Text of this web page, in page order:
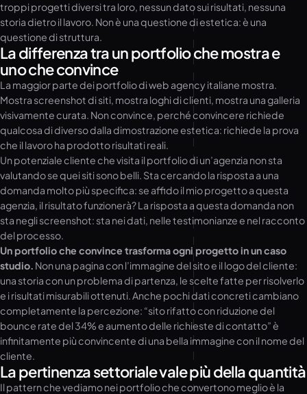
troppi progetti diversi tra loro, nessun dato sui risultati, nessuna
storia dietro il lavoro. Non è una questione di estetica: è una
questione di struttura.
La differenza tra un portfolio che mostra e
uno che convince
La maggior parte dei portfolio di web agency italiane mostra.
Mostra screenshot di siti, mostra loghi di clienti, mostra una galleria
visivamente curata. Non convince, perché convincere richiede
qualcosa di diverso dalla dimostrazione estetica: richiede la prova
che il lavoro ha prodotto risultati reali.
Un potenziale cliente che visita il portfolio di un’agenzia non sta
valutando se quei siti sono belli. Sta cercando la risposta a una
domanda molto più specifica: se affido il mio progetto a questa
agenzia, il risultato funzionerà? La risposta a questa domanda non
sta negli screenshot: sta nei dati, nelle testimonianze e nel racconto
del processo.
Un portfolio che convince trasforma ogni progetto in un caso
studio. Non una pagina con l’immagine del sito e il logo del cliente:
una storia con un problema di partenza, le scelte fatte per risolverlo
e i risultati misurabili ottenuti. Anche pochi dati concreti cambiano
completamente la percezione: “sito rifatto con riduzione del
bounce rate del 34% e aumento delle richieste di contatto” è
infinitamente più convincente di una bella immagine con il nome del
cliente.
La pertinenza settoriale vale più della quantità
Il pattern che vediamo nei portfolio che convertono meglio è la